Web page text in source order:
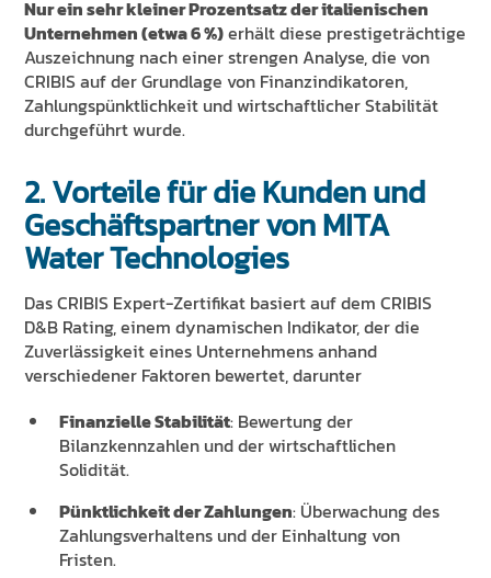
Nur ein sehr kleiner Prozentsatz der italienischen
Unternehmen (etwa 6 %)erhält diese prestigeträchtige
Auszeichnung nach einer strengen Analyse, die von
CRIBIS auf der Grundlage von Finanzindikatoren,
Zahlungspünktlichkeit und wirtschaftlicher Stabilität
durchgeführt wurde.
2. Vorteile für die Kunden und
Geschäftspartner von MITA
Water Technologies
Das CRIBIS Expert-Zertifikat basiert auf dem CRIBIS
D&B Rating, einem dynamischen Indikator, der die
Zuverlässigkeit eines Unternehmens anhand
verschiedener Faktoren bewertet, darunter
Finanzielle Stabilität: Bewertung der
Bilanzkennzahlen und der wirtschaftlichen
Solidität.
Pünktlichkeit der Zahlungen: Überwachung des
Zahlungsverhaltens und der Einhaltung von
Fristen.